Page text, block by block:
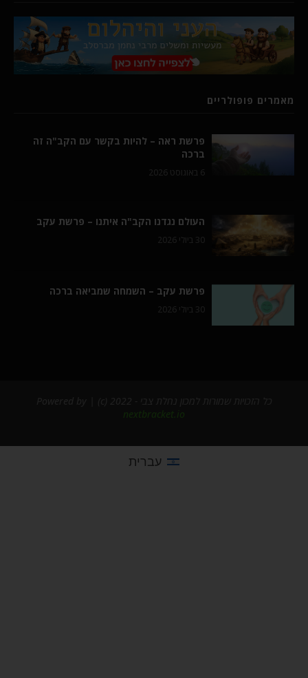
מאמרים פופולריים
פרשת ראה – להיות בקשר עם הקב"ה זה
ברכה
העולם נגדנו הקב"ה איתנו – פרשת עקב
פרשת עקב – השמחה שמביאה ברכה
nextbracket.io
עברית